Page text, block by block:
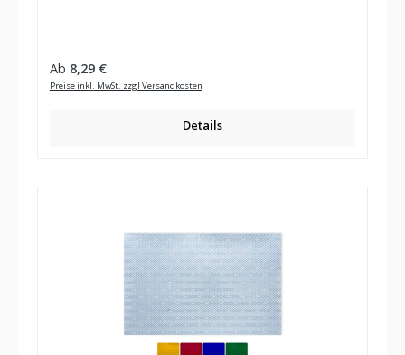
Regulärer Preis:
Ab 8,29 €
Preise inkl. MwSt. zzgl Versandkosten
Details